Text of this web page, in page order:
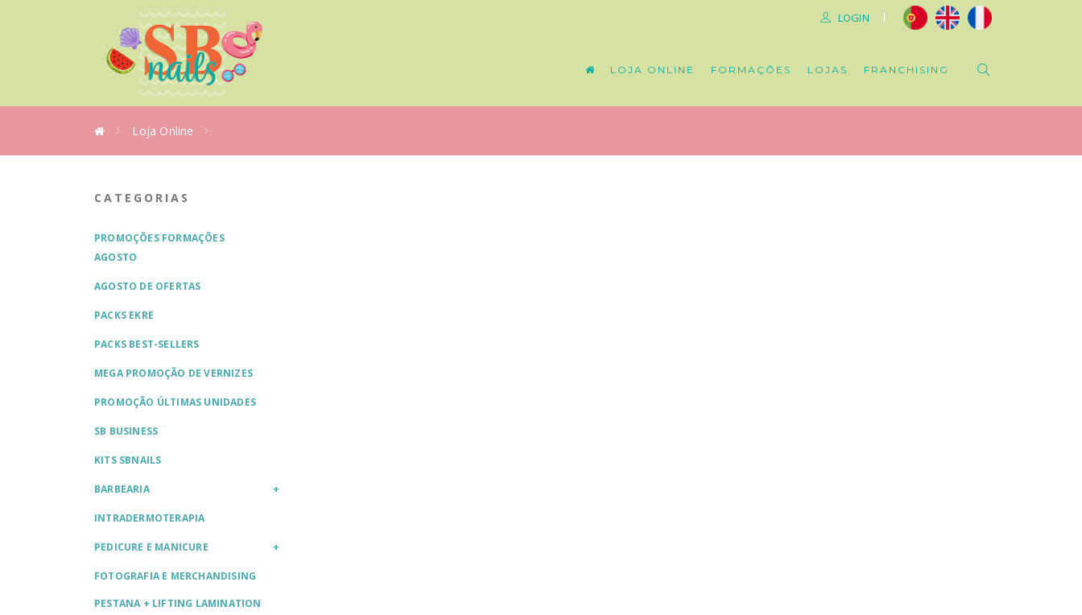
|
LOGIN
LOJA ONLINE FORMAÇÕES LOJAS FRANCHISING
Loja Online
CATEGORIAS
PROMOÇÕES FORMAÇÕES
AGOSTO
AGOSTO DE OFERTAS
PACKS EKRE
PACKS BEST-SELLERS
MEGA PROMOÇÃO DE VERNIZES
PROMOÇÃO ÚLTIMAS UNIDADES
SB BUSINESS
KITS SBNAILS
BARBEARIA
INTRADERMOTERAPIA
PEDICURE E MANICURE
FOTOGRAFIA E MERCHANDISING
PESTANA + LIFTING LAMINATION